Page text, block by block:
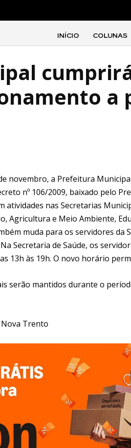
INÍCIO COLUNAS
a
novembro, a Prefeitura
nº 106/2009, baixado pelo
nas Secretarias
Agricultura e Meio Ambiente,
muda para os servidores da
Secretaria de Saúde, os
13h às 19h. O novo horário
serão mantidos durante o
Nova Trento